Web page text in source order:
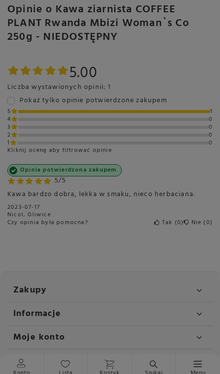
Opinie o Kawa ziarnista COFFEE
PLANT Rwanda Mbizi Woman`s Co
250g - NIEDOSTĘPNY
5.00
Liczba wystawionych opinii: 1
Pokaż tylko opinie potwierdzone zakupem
5
1
4
0
3
0
2
0
1
0
Kliknij ocenę aby filtrować opinie
5/5
Opinia potwierdzona zakupem
Kawa bardzo dobra, lekka w smaku, nieco herbaciana.
2023-07-17
Nicol, Gliwice
Czy opinia była pomocna? Tak 0 Nie 0
Zakupy
Informacje
Moje konto
Kontakt